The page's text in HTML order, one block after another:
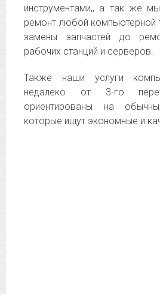
инструментами,, а так же
ремонт любой компьютерной
замены запчастей до
рабочих станций и серверов.
Также наши услуги
недалеко от 3-го
ориентированы на
которые ищут экономные и